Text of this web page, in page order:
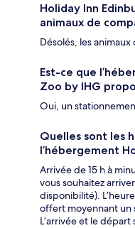
Holiday Inn
animaux de
Désolés, les
Est-ce que
Zoo by IHG
Oui, un
Quelles sont les
l’hébergement
Arrivée de 15 h à
vous souhaitez
disponibilité).
offert moyennant un
L’arrivée et le